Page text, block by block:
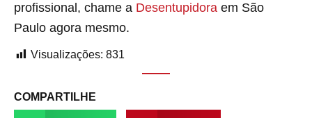
profissional, chame a Desentupidora em São
Paulo agora mesmo.
Visualizações: 831
COMPARTILHE